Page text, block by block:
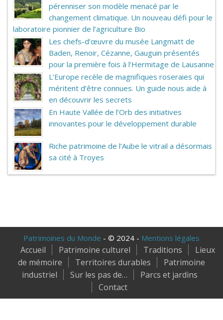
pérenniser son modèle menacé par le
changement climatique. Un nouveau défi pour le
laboratoire pionnier de l’agriculture Bio
Les chefs-d’œuvre du musée Langmatt de
Baden, Renoir, Cézanne, Gauguin présentés
pour la première fois à l’Hermitage de Lausanne
L’Europe recèle de magnifiques roseraies qui
méritent d’être connues. Un guide nous aide à
en découvrir les secrets
En Haute Vallée de l’Orb des initiatives
innovantes pour le développement durable
Riche patrimoine de l’Aube le vitrail a désormais
sa cité à Troyes
Patrimoines du Monde - © 2024 - Mentions légales
Accueil Patrimoine culturel Traditions
Lieux
de mémoire
Territoires durables
Patrimoine
industriel
Sur les pas de…
Parcs et jardins
Contact